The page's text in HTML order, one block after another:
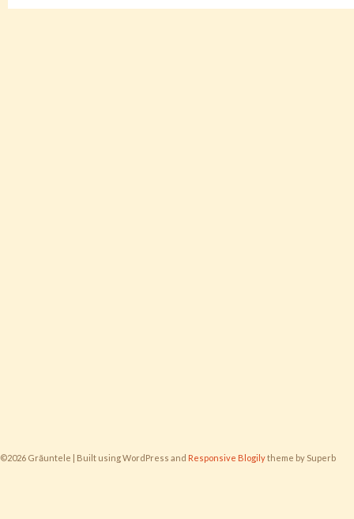
©2026 Grăuntele | Built using WordPress and Responsive Blogilytheme by Superb